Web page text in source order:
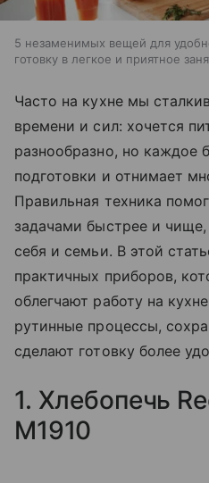
5 незаменимых вещей для
готовку в легкое и приятное
Часто на кухне мы
времени и сил: хочется
разнообразно, но каждое
подготовки и отнимает
Правильная техника
задачами быстрее и
себя и семьи. В этой
практичных приборов,
облегчают работу на
рутинные процессы,
сделают готовку более
1. Хлебопечь
M1910